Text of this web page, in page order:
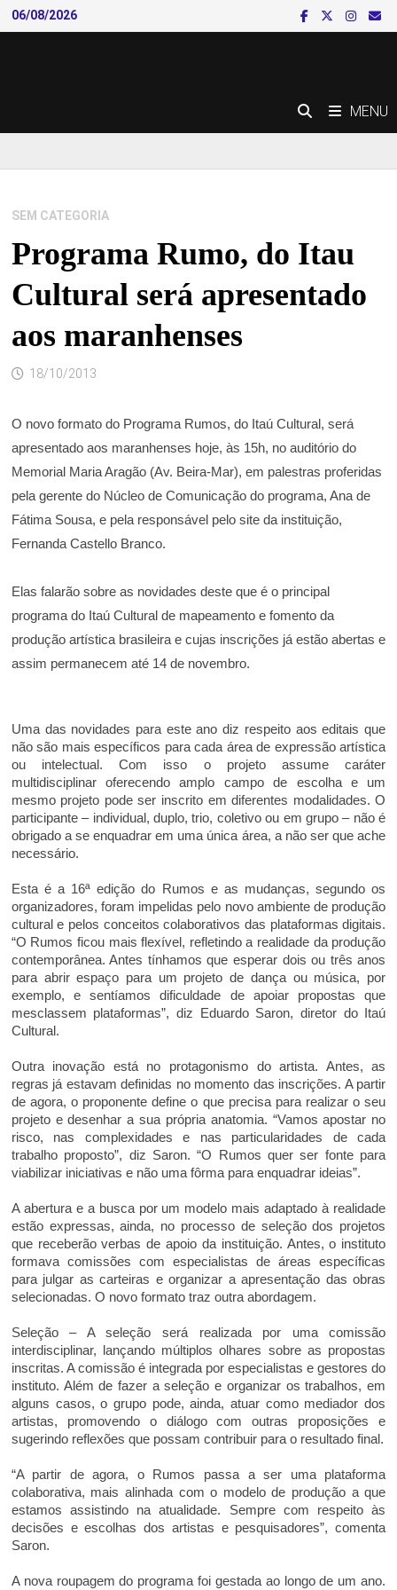
Skip
to
06/08/2026
MENU
SEM CATEGORIA
Programa Rumo, do Itau
Cultural será apresentado
aos maranhenses
18/10/2013
O novo formato do Programa Rumos, do Itaú Cultural, será
apresentado aos maranhenses hoje, às 15h, no auditório do
Memorial Maria Aragão (Av. Beira-Mar), em palestras proferidas
pela gerente do Núcleo de Comunicação do programa, Ana de
Fátima Sousa, e pela responsável pelo site da instituição,
Fernanda Castello Branco.
Elas falarão sobre as novidades deste que é o principal
programa do Itaú Cultural de mapeamento e fomento da
produção artística brasileira e cujas inscrições já estão abertas e
assim permanecem até 14 de novembro.
Uma das novidades para este ano diz respeito aos editais que
não são mais específicos para cada área de expressão artística
ou intelectual. Com isso o projeto assume caráter
multidisciplinar oferecendo amplo campo de escolha e um
mesmo projeto pode ser inscrito em diferentes modalidades. O
participante – individual, duplo, trio, coletivo ou em grupo – não é
obrigado a se enquadrar em uma única área, a não ser que ache
necessário.
Esta é a 16ª edição do Rumos e as mudanças, segundo os
organizadores, foram impelidas pelo novo ambiente de produção
cultural e pelos conceitos colaborativos das plataformas digitais.
“O Rumos ficou mais flexível, refletindo a realidade da produção
contemporânea. Antes tínhamos que esperar dois ou três anos
para abrir espaço para um projeto de dança ou música, por
exemplo, e sentíamos dificuldade de apoiar propostas que
mesclassem plataformas”, diz Eduardo Saron, diretor do Itaú
Cultural.
Outra inovação está no protagonismo do artista. Antes, as
regras já estavam definidas no momento das inscrições. A partir
de agora, o proponente define o que precisa para realizar o seu
projeto e desenhar a sua própria anatomia. “Vamos apostar no
risco, nas complexidades e nas particularidades de cada
trabalho proposto”, diz Saron. “O Rumos quer ser fonte para
viabilizar iniciativas e não uma fôrma para enquadrar ideias”.
A abertura e a busca por um modelo mais adaptado à realidade
estão expressas, ainda, no processo de seleção dos projetos
que receberão verbas de apoio da instituição. Antes, o instituto
formava comissões com especialistas de áreas específicas
para julgar as carteiras e organizar a apresentação das obras
selecionadas. O novo formato traz outra abordagem.
Seleção – A seleção será realizada por uma comissão
interdisciplinar, lançando múltiplos olhares sobre as propostas
inscritas. A comissão é integrada por especialistas e gestores do
instituto. Além de fazer a seleção e organizar os trabalhos, em
alguns casos, o grupo pode, ainda, atuar como mediador dos
artistas, promovendo o diálogo com outras proposições e
sugerindo reflexões que possam contribuir para o resultado final.
“A partir de agora, o Rumos passa a ser uma plataforma
colaborativa, mais alinhada com o modelo de produção a que
estamos assistindo na atualidade. Sempre com respeito às
decisões e escolhas dos artistas e pesquisadores”, comenta
Saron.
A nova roupagem do programa foi gestada ao longo de um ano.